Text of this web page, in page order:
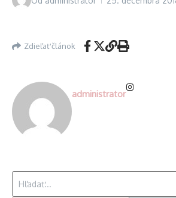
Zdieľať článok
administrator